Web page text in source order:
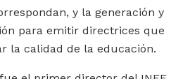
y la generación y
para emitir directrices que
la calidad de la educación.